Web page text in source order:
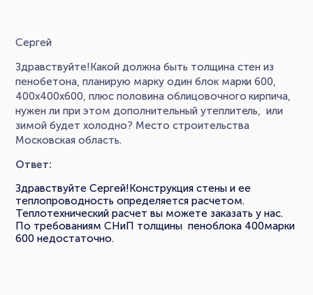
Сергей
Здравствуйте!Какой должна быть толщина стен из
пенобетона, планирую марку один блок марки 600,
400х400х600, плюс половина облицовочного кирпича,
нужен ли при этом дополнительный утеплитель, или
зимой будет холодно? Место строительства
Московская область.
Ответ:
Здравствуйте Сергей!Конструкция стены и ее
теплопроводность определяется расчетом.
Теплотехнический расчет вы можете заказать у нас.
По требованиям СНиП толщины пеноблока 400марки
600 недостаточно.